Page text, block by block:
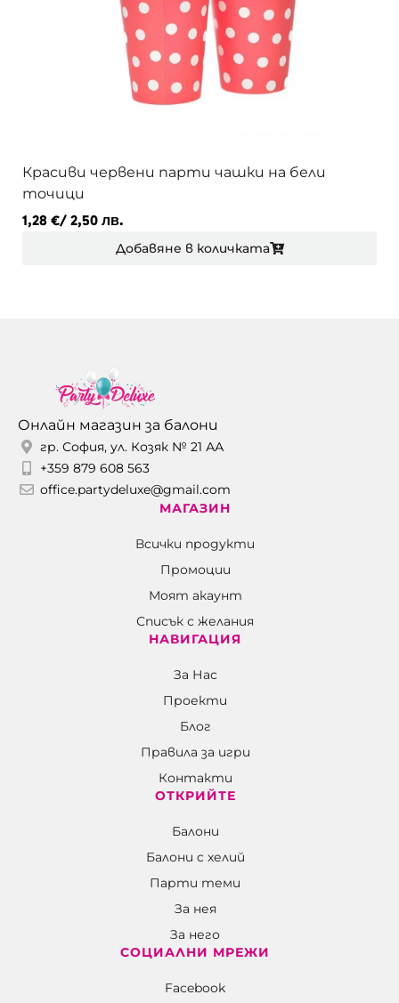
Красиви червени парти чашки на бели
точици
1,28 €/ 2,50 лв.
Добавяне в количката
Онлайн магазин за балони
гр. София, ул. Козяк № 21 АА
+359 879 608 563
office.partydeluxe@gmail.com
МАГАЗИН
Всички продукти
Промоции
Моят акаунт
Списък с желания
НАВИГАЦИЯ
За Нас
Проекти
Блог
Правила за игри
Контакти
ОТКРИЙТЕ
Балони
Балони c хелий
Парти теми
За нея
За него
СОЦИАЛНИ МРЕЖИ
Facebook